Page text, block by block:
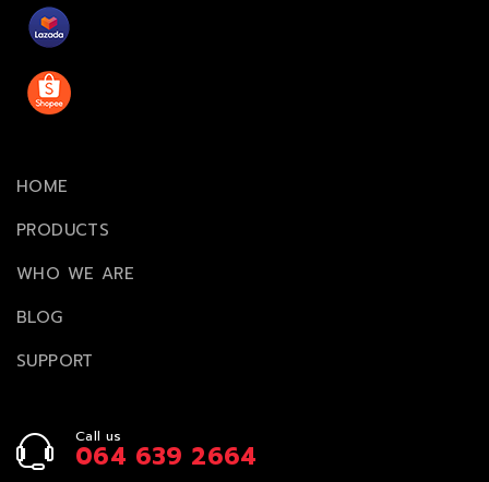
HOME
PRODUCTS
WHO WE ARE
BLOG
SUPPORT
Call us
064 639 2664